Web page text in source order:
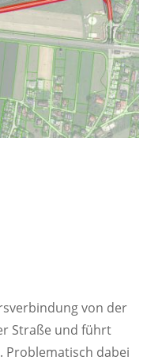
von der
Straße und führt
Problematisch dabei